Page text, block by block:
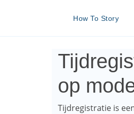
How To Story
op
Tijdregistratie is